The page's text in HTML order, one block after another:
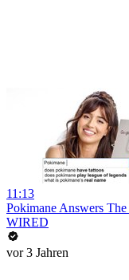
11:13
Pokimane Answers
WIRED
vor 3 Jahren